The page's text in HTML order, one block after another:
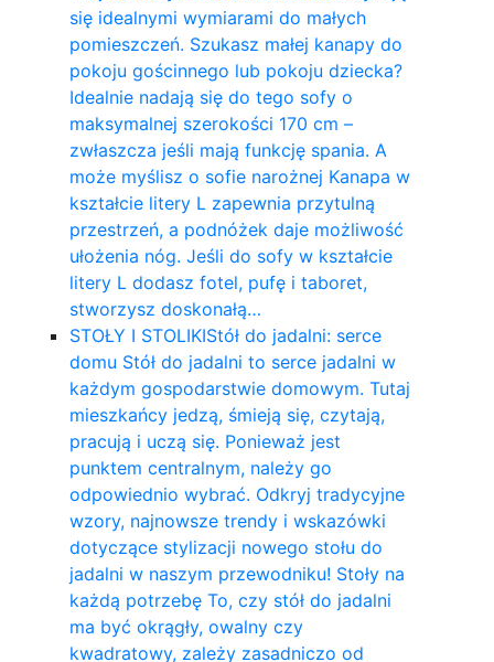
się idealnymi wymiarami do małych
pomieszczeń. Szukasz małej kanapy do
pokoju gościnnego lub pokoju dziecka?
Idealnie nadają się do tego sofy o
maksymalnej szerokości 170 cm –
zwłaszcza jeśli mają funkcję spania. A
może myślisz o sofie narożnej Kanapa w
kształcie litery L zapewnia przytulną
przestrzeń, a podnóżek daje możliwość
ułożenia nóg. Jeśli do sofy w kształcie
litery L dodasz fotel, pufę i taboret,
stworzysz doskonałą…
STOŁY I STOLIKIStół do jadalni: serce
domu Stół do jadalni to serce jadalni w
każdym gospodarstwie domowym. Tutaj
mieszkańcy jedzą, śmieją się, czytają,
pracują i uczą się. Ponieważ jest
punktem centralnym, należy go
odpowiednio wybrać. Odkryj tradycyjne
wzory, najnowsze trendy i wskazówki
dotyczące stylizacji nowego stołu do
jadalni w naszym przewodniku! Stoły na
każdą potrzebę To, czy stół do jadalni
ma być okrągły, owalny czy
kwadratowy, zależy zasadniczo od